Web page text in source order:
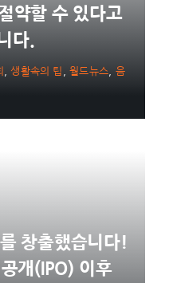
약할 수 있다고
다.
,생활속의 팁 ,월드뉴스
음
창출했습니다!
개(IPO) 이후